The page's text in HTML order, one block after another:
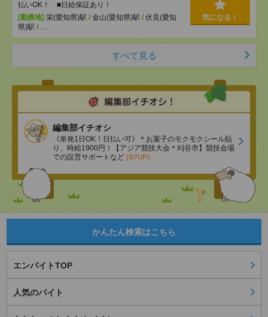
払いOK！ ■日給保証あり！
[勤務地] 栄(愛知県)駅 / 金山(愛知県)駅 / 伏見(愛知
県)駅 / …
気になる！
すべて見る
編集部イチオシ
《単発1日OK！日払い可》＊お菓子のモクモクシール貼
り、時給1900円！【アジア競技大会＊刈谷市】競技会場
での設営サポートなど (8/7UP!)
かんたん検索はこちら
エンバイトTOP
人気のバイト